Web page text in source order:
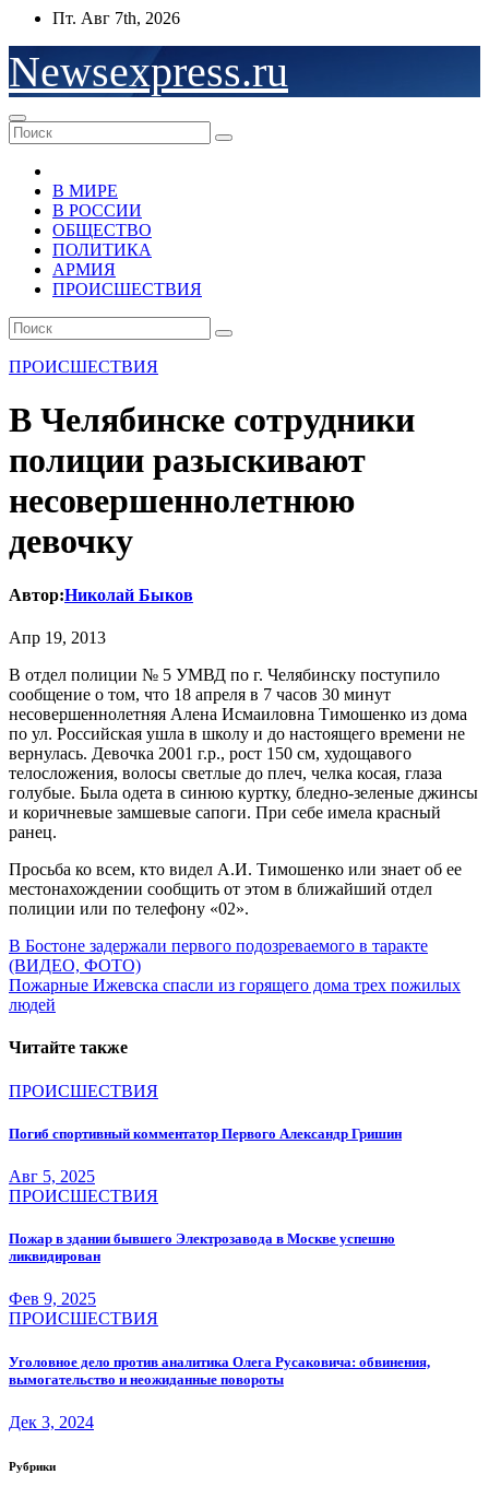
Перейти
содержимому
Пт. Авг 7th, 2026
Newsexpress.ru
В МИРЕ
В РОССИИ
ОБЩЕСТВО
ПОЛИТИКА
АРМИЯ
ПРОИСШЕСТВИЯ
ПРОИСШЕСТВИЯ
В Челябинске сотрудники
полиции разыскивают
несовершеннолетнюю
девочку
Автор:Николай Быков
Апр 19, 2013
В отдел полиции № 5 УМВД по г. Челябинску поступило
сообщение о том, что 18 апреля в 7 часов 30 минут
несовершеннолетняя Алена Исмаиловна Тимошенко из дома
по ул. Российская ушла в школу и до настоящего времени не
вернулась. Девочка 2001 г.р., рост 150 см, худощавого
телосложения, волосы светлые до плеч, челка косая, глаза
голубые. Была одета в синюю куртку, бледно-зеленые джинсы
и коричневые замшевые сапоги. При себе имела красный
ранец.
Просьба ко всем, кто видел А.И. Тимошенко или знает об ее
местонахождении сообщить от этом в ближайший отдел
полиции или по телефону «02».
Навигация
по
записям
В Бостоне задержали первого подозреваемого в таракте
(ВИДЕО, ФОТО)
Пожарные Ижевска спасли из горящего дома трех пожилых
людей
Читайте также
ПРОИСШЕСТВИЯ
Погиб спортивный комментатор Первого Александр Гришин
Авг 5, 2025
ПРОИСШЕСТВИЯ
Пожар в здании бывшего Электрозавода в Москве успешно
ликвидирован
Фев 9, 2025
ПРОИСШЕСТВИЯ
Уголовное дело против аналитика Олега Русаковича: обвинения,
вымогательство и неожиданные повороты
Дек 3, 2024
Рубрики